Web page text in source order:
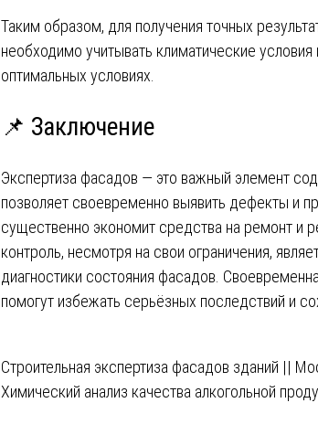
Таким образом, для получения точных
необходимо учитывать климатические условия
оптимальных условиях.
📌 Заключение
Экспертиза фасадов — это важный элемент
позволяет своевременно выявить дефекты и
существенно экономит средства на ремонт и
контроль, несмотря на свои ограничения,
диагностики состояния фасадов.
помогут избежать серьёзных последствий и
Навигация
Строительная экспертиза фасадов зданий ||
Химический анализ качества алкогольной